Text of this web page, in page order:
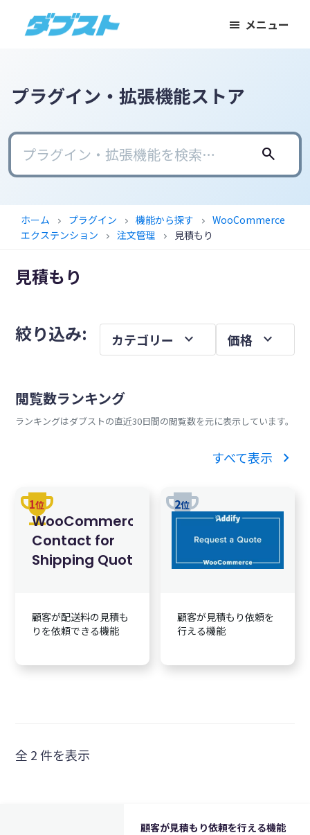
ン
に
バ
に
キ
プ
ト
の
モ
ー
ネ
に
武
を
メニュー
プラグイン・拡張機能ストア
search
ホーム chevron_right プラグイン chevron_right 機能から探す chevron_right
WooCommerce
エクステンション
chevron_right 注文管理 chevron_right 見積もり
見積もり
メ
サ
イ
ド
絞り込み: 価格 expand_more
カテゴリー expand_more
閲覧数ランキング
ランキングはダブストの直近30日間の閲覧数を元に表示しています。
すべて表示 chevron_right
trophy
1位
WooCommerce
Contact for
Shipping Quote
顧客が配送料の見積も
りを依頼できる機能
trophy
2位
顧客が見積もり依頼を
行える機能
全 2 件を表示
顧客が見積もり依頼を行える機能